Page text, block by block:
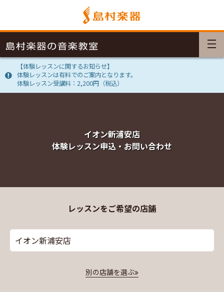
【体験レッスンに関するお知らせ】
体験レッスンは有料でのご案内となります。
体験レッスン受講料：2,200円（税込）
イオン新浦安店
体験レッスン申込・お問い合わせ
レッスンをご希望の店舗
イオン新浦安店
別の店舗を選ぶ